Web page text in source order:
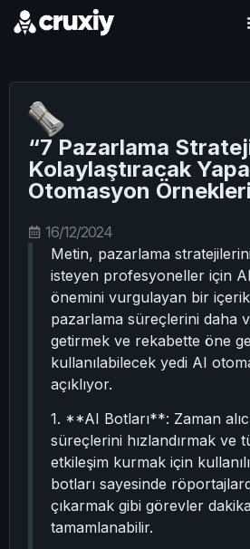
“7 Pazarlama
Kolaylaştıracak
Otomasyon
16/12/2024
Metin, pazarlama
isteyen profesyoneller için
önemini vurgulayan bir
pazarlama süreçlerini daha
getirmek ve rekabette öne
kullanılabilecek yedi AI
açıklıyor.
1. **AI Botları**: Zaman
süreçlerini hızlandırmak ve
etkileşim kurmak için
botları sayesinde
çıkarmak gibi görevler
tamamlanabilir.